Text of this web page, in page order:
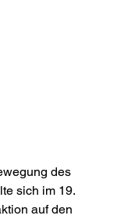
des
sich im 19.
auf den